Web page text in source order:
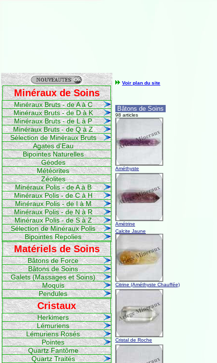
Minéraux de Soins
Minéraux Bruts - de A à C
Minéraux Bruts - de D à K
Minéraux Bruts - de L à P
Minéraux Bruts - de Q à Z
Sélection de Minéraux Bruts
Agates d'Eau
Bipointes Naturelles
Géodes
Météorites
Zéolites
Minéraux Polis - de A à B
Minéraux Polis - de C à H
Minéraux Polis - de I à M
Minéraux Polis - de N à R
Minéraux Polis - de S à Z
Sélection de Minéraux Polis
Bipointes Repolies
Matériels de Soins
Bâtons de Force
Bâtons de Soins
Galets (Massages et Soins)
Moquis
Pendules
Cristaux
Herkimers
Lémuriens
Lémuriens Rosés
Pointes
Quartz Fantôme
Quartz Traités
Voir plan du site
Bâtons de Soins
98 articles
Améthyste
Amétrine
Calcite Jaune
Citrine (Améthyste Chauffée)
Cristal de Roche